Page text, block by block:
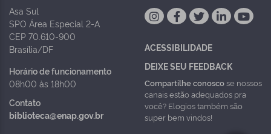
Asa Sul
SPO Área Especial 2-A
CEP 70.610-900
Brasília/DF
Horário de funcionamento
08h00 às 18h00
Contato
biblioteca@enap.gov.br
ACESSIBILIDADE
DEIXE SEU FEEDBACK
Compartilhe conoscose nossos
canais estão adequados pra
você? Elogios também são
super bem vindos!